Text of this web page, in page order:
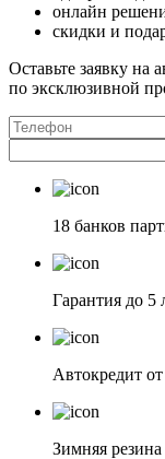
онлайн
скидки и
Оставьте заявку на
по эксклюзивной
18 банков
Гарантия до 5
Автокредит
Зимняя